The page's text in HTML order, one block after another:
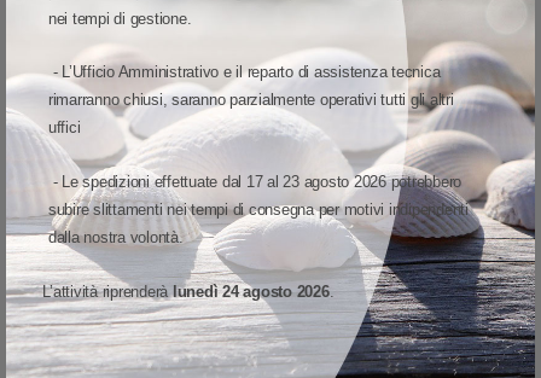
nei tempi di gestione.
- L’Ufficio Amministrativo e il reparto di assistenza tecnica
rimarranno chiusi, saranno parzialmente operativi tutti gli altri
uffici
- Le spedizioni effettuate dal 17 al 23 agosto 2026 potrebbero
subire slittamenti nei tempi di consegna per motivi indipendenti
dalla nostra volontà.
L’attività riprenderàlunedì 24 agosto 2026.
SOFTWARE, SERVIZI E PRODOTTI BUSINESS -ZEBRA
Z1AE-DS2208-3C00 - Estensioni di garanzia Zebra
Estensioni di garanzia Zebra Zebra OneCare Essential,
acquistabile entro 30 giorni, copertura Comprehensive, per: